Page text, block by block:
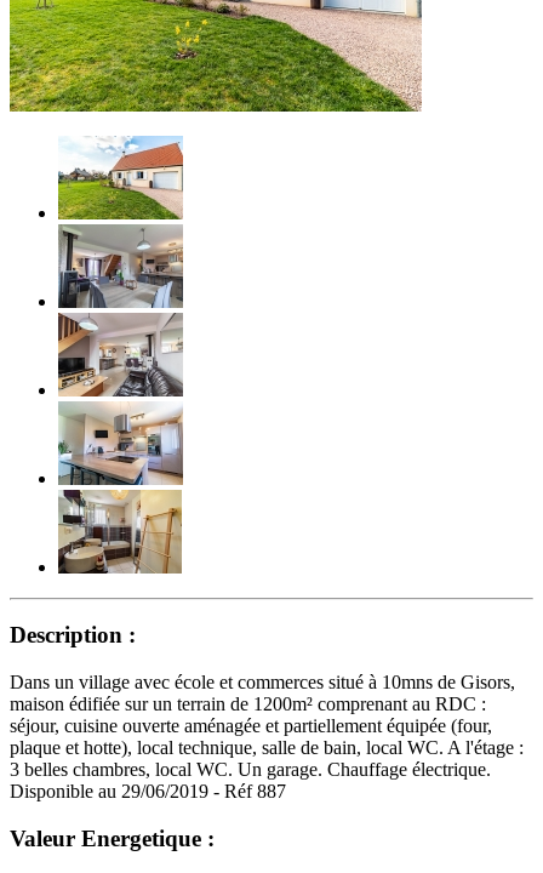
Description :
Dans un village avec école et commerces situé à 10mns de Gisors,
maison édifiée sur un terrain de 1200m² comprenant au RDC :
séjour, cuisine ouverte aménagée et partiellement équipée (four,
plaque et hotte), local technique, salle de bain, local WC. A l'étage :
3 belles chambres, local WC. Un garage. Chauffage électrique.
Disponible au 29/06/2019 - Réf 887
Valeur Energetique :